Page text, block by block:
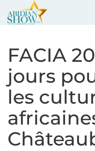
FACIA
jours
les